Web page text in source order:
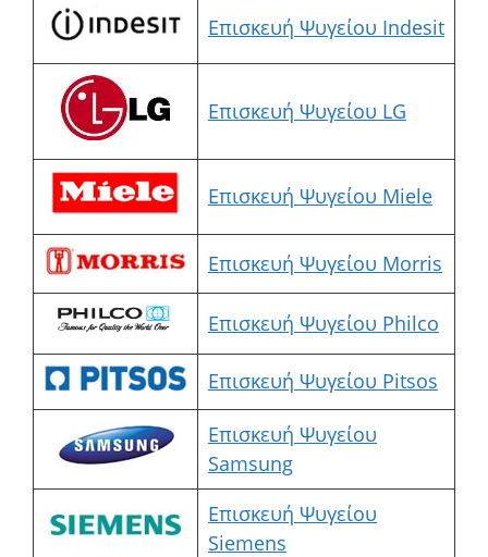
Επισκευή Ψυγείου Indesit
Επισκευή Ψυγείου LG
Επισκευή Ψυγείου Miele
Επισκευή Ψυγείου Morris
Επισκευή Ψυγείου Philco
Επισκευή Ψυγείου Pitsos
Επισκευή Ψυγείου
Samsung
Επισκευή Ψυγείου
Siemens